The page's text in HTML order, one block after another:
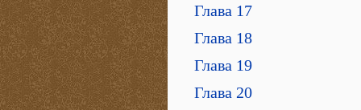
Глава 17
Глава 18
Глава 19
Глава 20